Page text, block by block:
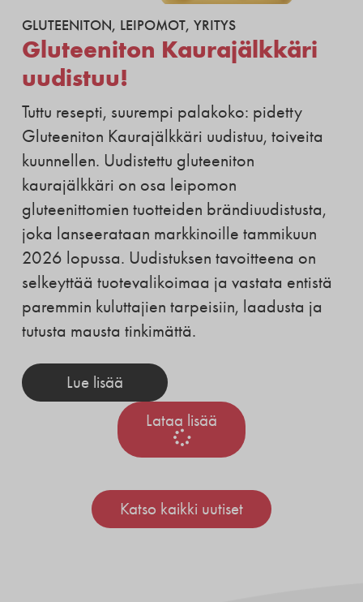
GLUTEENITON, LEIPOMOT, YRITYS
Gluteeniton Kaurajälkkäri
uudistuu!
Tuttu resepti, suurempi palakoko: pidetty
Gluteeniton Kaurajälkkäri uudistuu, toiveita
kuunnellen. Uudistettu gluteeniton
kaurajälkkäri on osa leipomon
gluteenittomien tuotteiden brändiuudistusta,
joka lanseerataan markkinoille tammikuun
2026 lopussa. Uudistuksen tavoitteena on
selkeyttää tuotevalikoimaa ja vastata entistä
paremmin kuluttajien tarpeisiin, laadusta ja
tutusta mausta tinkimättä.
Lue lisää
Lataa lisää
Katso kaikki uutiset